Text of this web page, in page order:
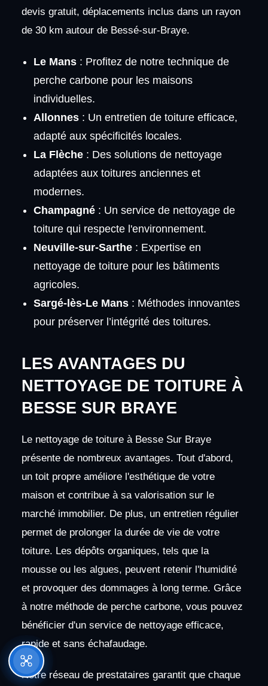
devis gratuit, déplacements inclus dans un rayon
de 30 km autour de Bessé-sur-Braye.
Le Mans: Profitez de notre technique de
perche carbone pour les maisons
individuelles.
Allonnes: Un entretien de toiture efficace,
adapté aux spécificités locales.
La Flèche: Des solutions de nettoyage
adaptées aux toitures anciennes et
modernes.
Champagné: Un service de nettoyage de
toiture qui respecte l'environnement.
Neuville-sur-Sarthe: Expertise en
nettoyage de toiture pour les bâtiments
agricoles.
Sargé-lès-Le Mans: Méthodes innovantes
pour préserver l’intégrité des toitures.
LES AVANTAGES DU
NETTOYAGE DE TOITURE À
BESSE SUR BRAYE
Le nettoyage de toiture à Besse Sur Braye
présente de nombreux avantages. Tout d'abord,
un toit propre améliore l'esthétique de votre
maison et contribue à sa valorisation sur le
marché immobilier. De plus, un entretien régulier
permet de prolonger la durée de vie de votre
toiture. Les dépôts organiques, tels que la
mousse ou les algues, peuvent retenir l'humidité
et provoquer des dommages à long terme. Grâce
à notre méthode de perche carbone, vous pouvez
bénéficier d'un service de nettoyage efficace,
rapide et sans échafaudage.
Notre réseau de prestataires garantit que chaque